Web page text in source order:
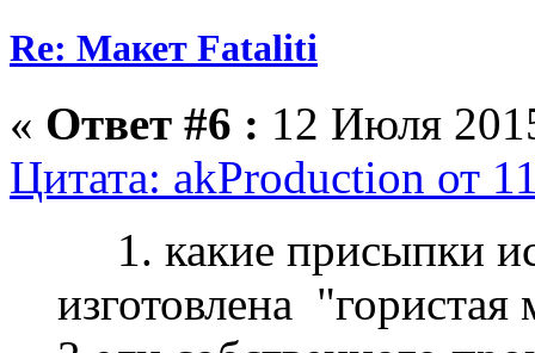
Re: Макет Fataliti
« Ответ #6 : 12 Июля
Цитата: akProduction от
1. какие присыпки
изготовлена